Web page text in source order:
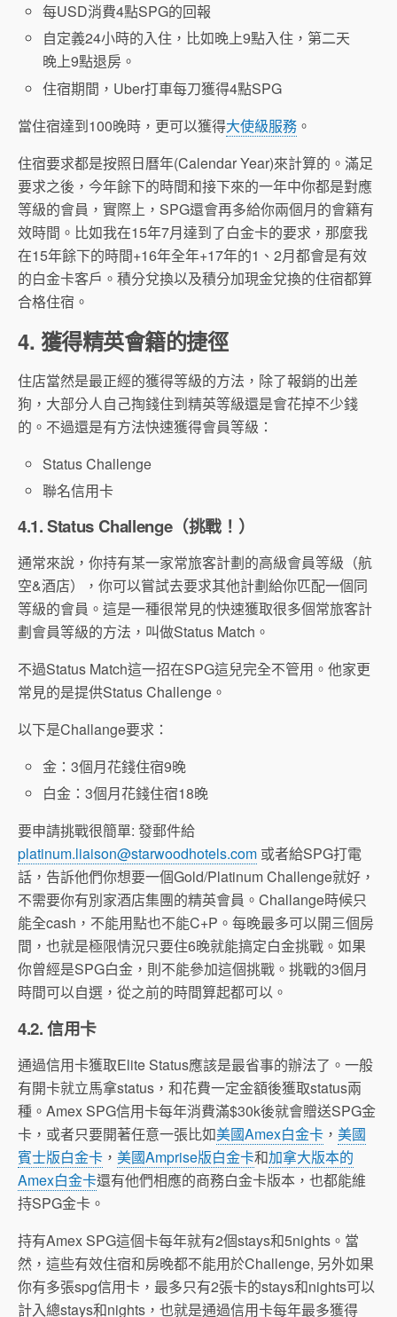
每USD消費4點SPG的回報
自定義24小時的入住，比如晚上9點入住，第二天
晚上9點退房。
住宿期間，Uber打車每刀獲得4點SPG
當住宿達到100晚時，更可以獲得大使級服務 。
住宿要求都是按照日曆年(Calendar Year)來計算的。滿足
要求之後，今年餘下的時間和接下來的一年中你都是對應
等級的會員，實際上，SPG還會再多給你兩個月的會籍有
效時間。比如我在15年7月達到了白金卡的要求，那麼我
在15年餘下的時間+16年全年+17年的1、2月都會是有效
的白金卡客戶。積分兌換以及積分加現金兌換的住宿都算
合格住宿。
4. 獲得精英會籍的捷徑
住店當然是最正經的獲得等級的方法，除了報銷的出差
狗，大部分人自己掏錢住到精英等級還是會花掉不少錢
的。不過還是有方法快速獲得會員等級：
Status Challenge
聯名信用卡
4.1. Status Challenge（挑戰！）
通常來說，你持有某一家常旅客計劃的高級會員等級（航
空&酒店），你可以嘗試去要求其他計劃給你匹配一個同
等級的會員。這是一種很常見的快速獲取很多個常旅客計
劃會員等級的方法，叫做Status Match。
不過Status Match這一招在SPG這兒完全不管用。他家更
常見的是提供Status Challenge。
以下是Challange要求：
金：3個月花錢住宿9晚
白金：3個月花錢住宿18晚
要申請挑戰很簡單: 發郵件給
platinum.liaison@starwoodhotels.com 或者給SPG打電
話，告訴他們你想要一個Gold/Platinum Challenge就好，
不需要你有別家酒店集團的精英會員。Challange時候只
能全cash，不能用點也不能C+P。每晚最多可以開三個房
間，也就是極限情況只要住6晚就能搞定白金挑戰。如果
你曾經是SPG白金，則不能參加這個挑戰。挑戰的3個月
時間可以自選，從之前的時間算起都可以。
4.2. 信用卡
通過信用卡獲取Elite Status應該是最省事的辦法了。一般
有開卡就立馬拿status，和花費一定金額後獲取status兩
種。Amex SPG信用卡每年消費滿$30k後就會贈送SPG金
卡，或者只要開著任意一張比如美國Amex白金卡 ， 美國
賓士版白金卡 ， 美國Amprise版白金卡和加拿大版本的
Amex白金卡還有他們相應的商務白金卡版本，也都能維
持SPG金卡。
持有Amex SPG這個卡每年就有2個stays和5nights。當
然，這些有效住宿和房晚都不能用於Challenge, 另外如果
你有多張spg信用卡，最多只有2張卡的stays和nights可以
計入總stays和nights，也就是通過信用卡每年最多獲得